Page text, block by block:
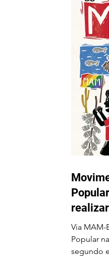
28 de
Via MAM-
Popular
segundo